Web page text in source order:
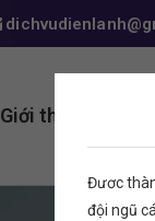
Giới thiệu
Đươc
đội ngũ